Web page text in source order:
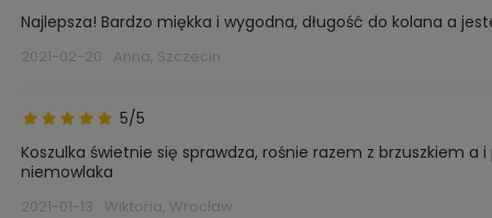
Najlepsza! Bardzo miękka i wygodna, długość do kolana a
2021-02-20 Anna, Szczecin
5/5
Koszulka świetnie się sprawdza, rośnie razem z brzuszkiem
niemowlaka
2021-01-13 Wiktoria, Wrocław